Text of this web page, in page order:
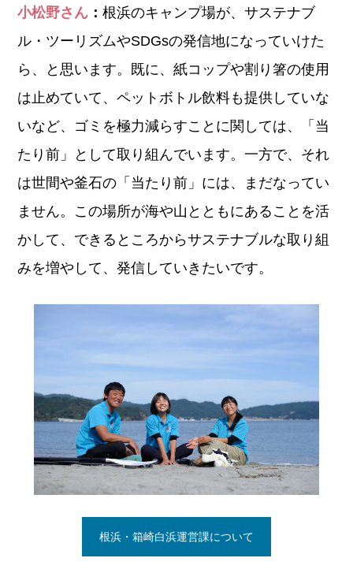
小松野さん ：根浜のキャンプ場が、サステナブ
ル・ツーリズムやSDGsの発信地になっていけた
ら、と思います。既に、紙コップや割り箸の使用
は止めていて、ペットボトル飲料も提供していな
いなど、ゴミを極力減らすことに関しては、「当
たり前」として取り組んでいます。一方で、それ
は世間や釜石の「当たり前」には、まだなってい
ません。この場所が海や山とともにあることを活
かして、できるところからサステナブルな取り組
みを増やして、発信していきたいです。
根浜・箱崎白浜運営課について